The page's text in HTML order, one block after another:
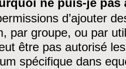
ne puis-je
d’ajouter
par groupe, ou par
être pas autorisé
spécifique dans